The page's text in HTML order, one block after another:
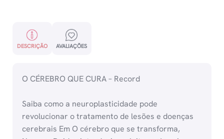
DESCRIÇÃO AVALIAÇÕES
O CÉREBRO QUE CURA – Record
Saiba como a neuroplasticidade pode
revolucionar o tratamento de lesões e doenças
cerebrais Em O cérebro que se transforma,